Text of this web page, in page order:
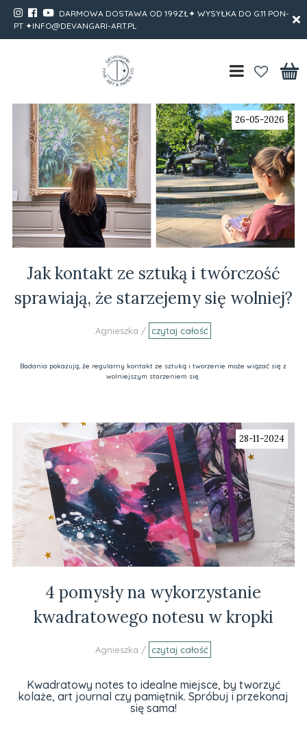
DARMOWA DOSTAWA OD 199ZŁ✦ WYSYŁKA DO G.11 PON-
PT ✦INFO@DEVANGARI-ART.PL
26-05-2026
Jak kontakt ze sztuką i twórczość
sprawiają, że starzejemy się wolniej?
Agnieszka / czytaj całość
Badania pokazują, że regularny kontakt ze sztuką i tworzenie może wiązać się z
wolniejszym starzeniem się.
28-11-2024
4 pomysły na wykorzystanie
kwadratowego notesu w kropki
Agnieszka / czytaj całość
Kwadratowy notes to idealne miejsce, by tworzyć
kolaże, art journal czy pamiętnik. Spróbuj i przekonaj
się sama!